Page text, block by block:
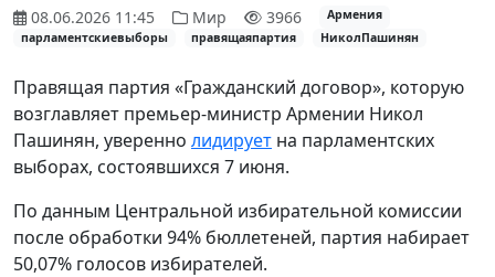
08.06.2026 11:45 Мир 3966
Армения
парламентскиевыборы
правящаяпартия НиколПашинян
Правящая партия «Гражданский договор», которую
возглавляет премьер-министр Армении Никол
Пашинян, уверенно лидирует на парламентских
выборах, состоявшихся 7 июня.
По данным Центральной избирательной комиссии
после обработки 94% бюллетеней, партия набирает
50,07% голосов избирателей.